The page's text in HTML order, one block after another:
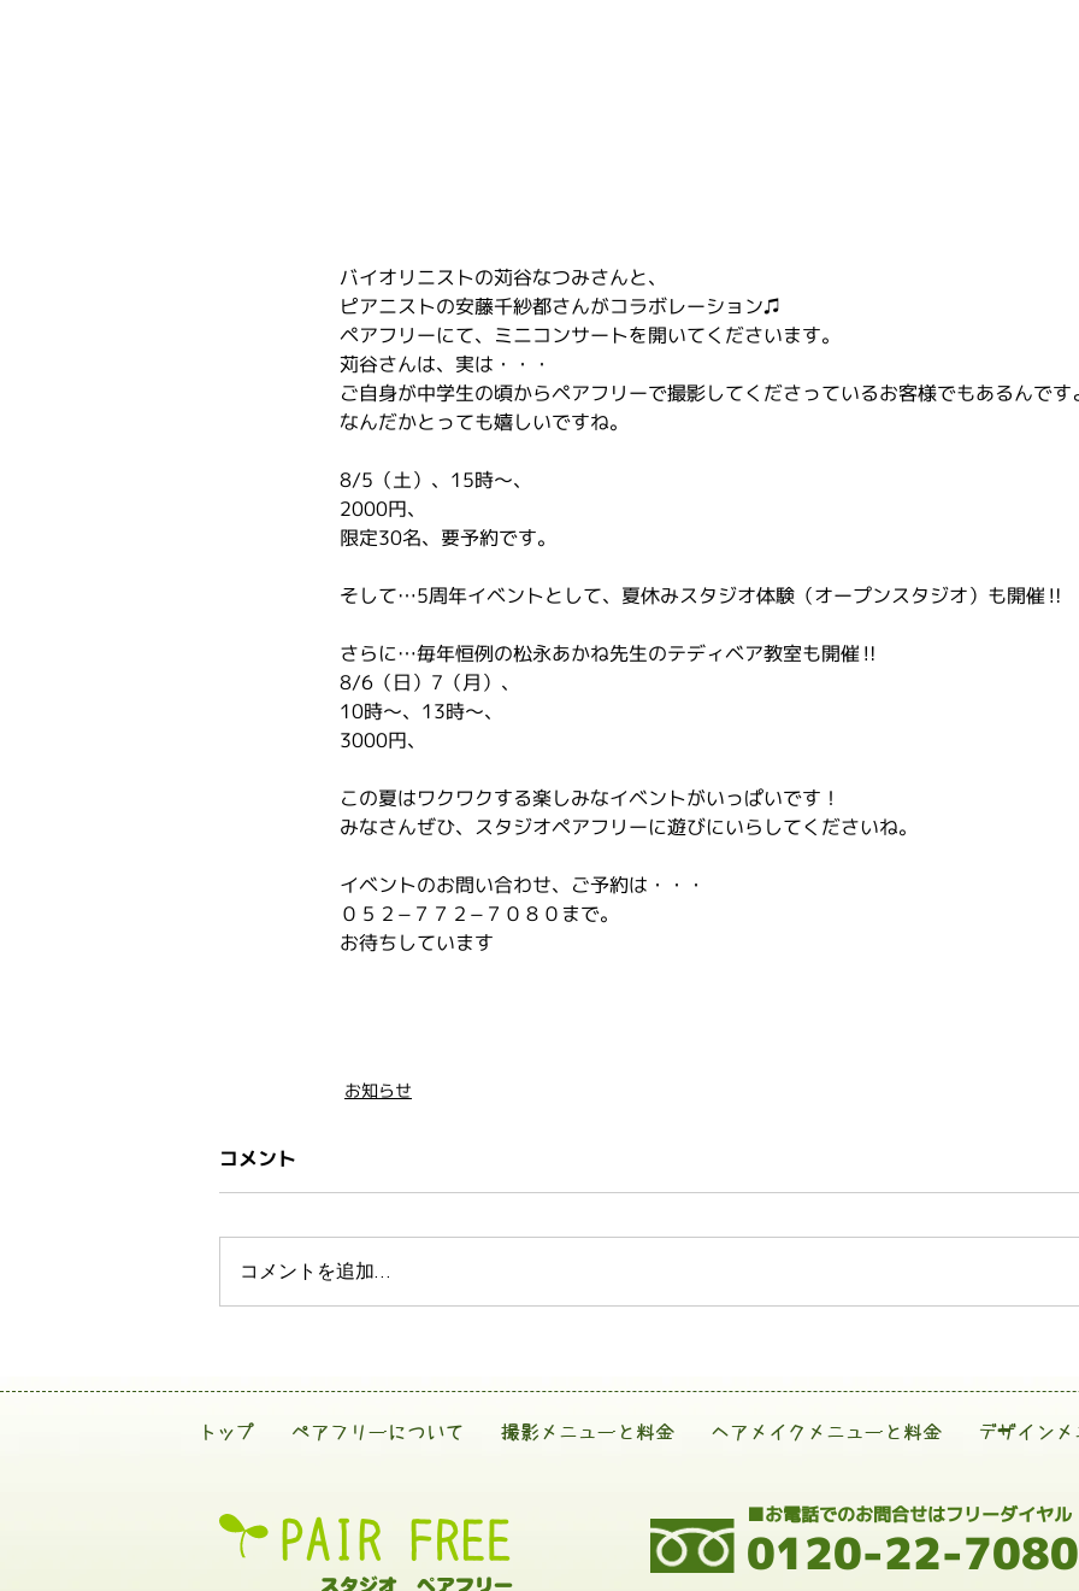
バイオリニストの苅谷なつみさんと、
ピアニストの安藤千紗都さんがコラボレーション♫
ペアフリーにて、ミニコンサートを開いてくださいます。
苅谷さんは、実は・・・
ご自身が中学生の頃からペアフリーで撮影してくださっているお客様でもあるんで
なんだかとっても嬉しいですね。
8/5（土）、15時〜、
2000円、
限定30名、要予約です。
そして…5周年イベントとして、夏休みスタジオ体験（オープンスタジオ）も開催‼️
さらに…毎年恒例の松永あかね先生のテディベア教室も開催‼️
8/6（日）7（月）、
10時〜、13時〜、
3000円、
この夏はワクワクする楽しみなイベントがいっぱいです！
みなさんぜひ、スタジオペアフリーに遊びにいらしてくださいね。
イベントのお問い合わせ、ご予約は・・・
０５２−７７２−７０８０まで。
お待ちしています
お知らせ
コメント
コメントを追加…
トップ ペアフリーについて 撮影メニューと料金 ヘアメイクメニューと料金 デザイン
0120-22-7080
■お電話でのお問合せはフリーダイヤル